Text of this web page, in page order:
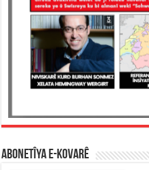
ABONETÎYA E-KOVARÊ